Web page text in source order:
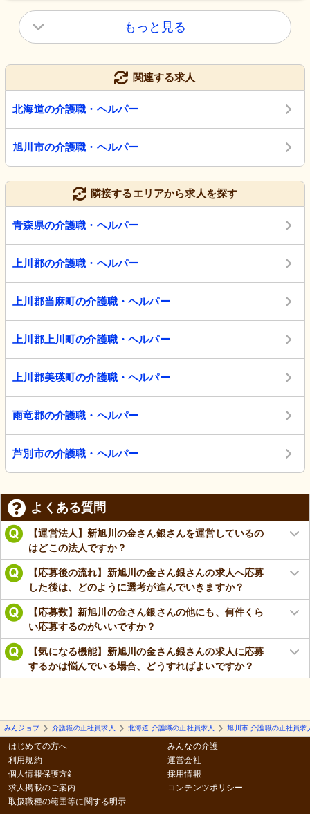
もっと見る
関連する求人
北海道の介護職・ヘルパー
旭川市の介護職・ヘルパー
隣接するエリアから求人を探す
青森県の介護職・ヘルパー
上川郡の介護職・ヘルパー
上川郡当麻町の介護職・ヘルパー
上川郡上川町の介護職・ヘルパー
上川郡美瑛町の介護職・ヘルパー
雨竜郡の介護職・ヘルパー
芦別市の介護職・ヘルパー
よくある質問
【運営法人】新旭川の金さん銀さんを運営しているの
はどこの法人ですか？
【応募後の流れ】新旭川の金さん銀さんの求人へ応募
した後は、どのように選考が進んでいきますか？
【応募数】新旭川の金さん銀さんの他にも、何件くら
い応募するのがいいですか？
【気になる機能】新旭川の金さん銀さんの求人に応募
するかは悩んでいる場合、どうすればよいですか？
みんジョブ 介護職の正社員求人 北海道 介護職の正社員求人 旭川市 介護職の正社員求
はじめての方へ
利用規約
個人情報保護方針
求人掲載のご案内
取扱職種の範囲等に関する明示
みんなの介護
運営会社
採用情報
コンテンツポリシー